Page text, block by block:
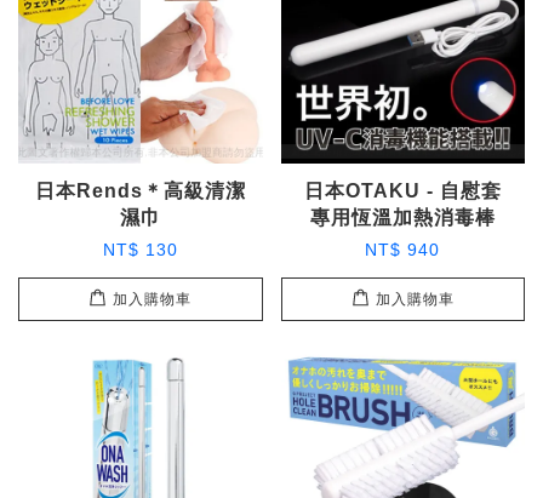
日本Rends＊高級清潔
濕巾
NT$ 130
加入購物車
日本OTAKU - 自慰套
專用恆溫加熱消毒棒
NT$ 940
加入購物車